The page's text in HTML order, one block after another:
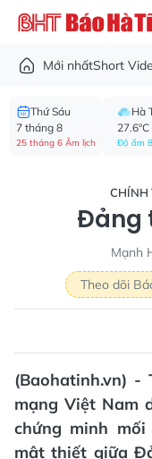
Mới nhấtShort
Thứ Sáu
7 tháng 8
25 tháng 6 Âm lịch
Hà
27.6°C
Độ ẩm
CHÍNH
Đảng
Mạnh
Theo dõi
(Baohatinh.vn) -
mạng Việt Nam
chứng minh
mật thiết giữa